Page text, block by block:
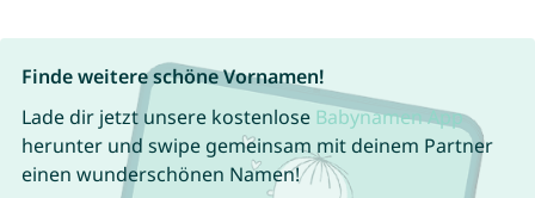
Finde weitere schöne Vornamen!
Lade dir jetzt unsere kostenlose Babynamen App
herunter und swipe gemeinsam mit deinem Partner
einen wunderschönen Namen!